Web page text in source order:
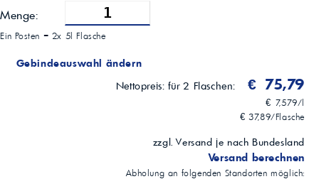
Menge:
Ein Posten = 2x 5l Flasche
Gebindeauswahl ändern
Nettopreis: für 2 Flaschen: € 75,79
€ 7,579/l
€ 37,89/Flasche
zzgl. Versand je nach Bundesland
Versand berechnen
Abholung an folgenden Standorten möglich: